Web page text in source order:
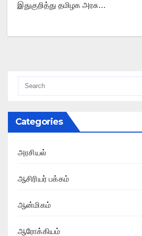
இதுகுறித்து தமிழக அரசு…
Categories
அரசியல்
ஆசிரியர் பக்கம்
ஆன்மிகம்
ஆரோக்கியம்